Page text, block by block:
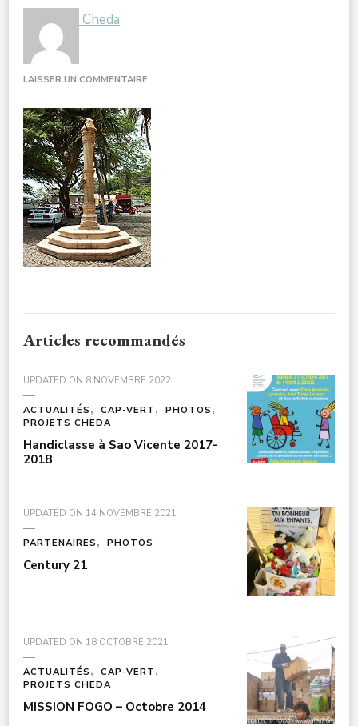
Cheda
LAISSER UN COMMENTAIRE
CIDADE
VELHA
Articles recommandés
UPDATED ON 8 NOVEMBRE 2022
ACTUALITÉS CAP-VERT
PHOTOS
PROJETS CHEDA
Handiclasse à Sao Vicente 2017-
2018
UPDATED ON 14 NOVEMBRE 2021
PARTENAIRES PHOTOS
Century 21
UPDATED ON 18 OCTOBRE 2021
ACTUALITÉS
CAP-VERT
PROJETS CHEDA
MISSION FOGO – Octobre 2014